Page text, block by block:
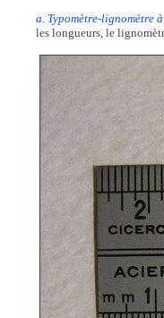
a. Typomètre-lignomètre
les longueurs, le